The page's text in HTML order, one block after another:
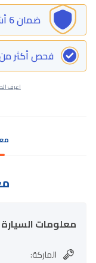
ضمان 6 أشهر أو 10 آلاف كم قابل للترقية
فحص أكثر من 200
اعرف
معلومات السيارة
الماركة: